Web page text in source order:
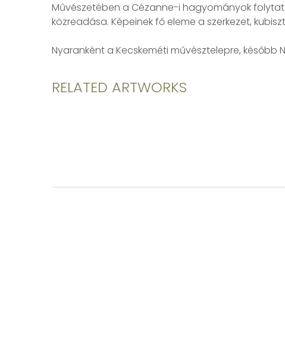
Művészetében a Cézanne-i hagyományok
közreadása. Képeinek fő eleme a szerkezet,
Nyaranként a Kecskeméti művésztelepre,
RELATED ARTWORKS